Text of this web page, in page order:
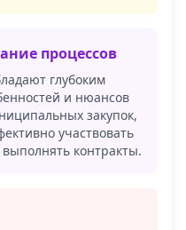
процессов
глубоким
и нюансов
закупок,
участвовать
контракты.